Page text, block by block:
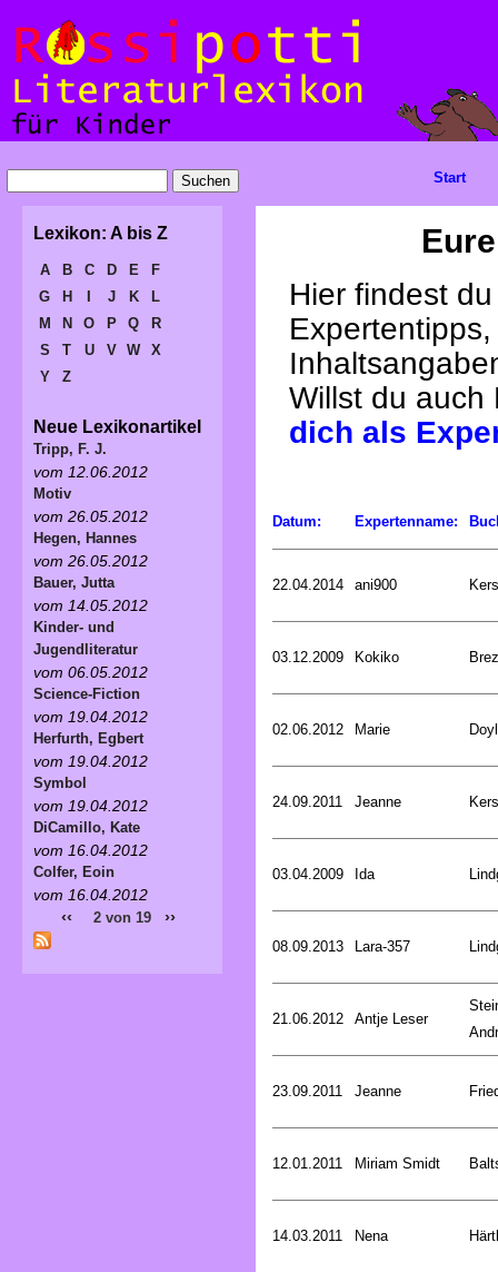
Hier findest
Willst du
dich als
Datum: Expertenname:
22.04.2014 ani900
03.12.2009 Kokiko
02.06.2012 Marie
24.09.2011 Jeanne
03.04.2009 Ida
08.09.2013 Lara-357
21.06.2012 Antje Leser
23.09.2011 Jeanne
12.01.2011 Miriam Smidt
14.03.2011 Nena
Start
Lexikon: A bis Z
A B C D E
F
G
H J K
L
M
N O P Q
R
S
T U V W
X
Y
Z
Neue Lexikonartikel
Tripp, F. J.
vom 12.06.2012
Motiv
vom 26.05.2012
Hegen, Hannes
vom 26.05.2012
Bauer, Jutta
vom 14.05.2012
Kinder- und
Jugendliteratur
vom 06.05.2012
Science-Fiction
vom 19.04.2012
Herfurth, Egbert
vom 19.04.2012
Symbol
vom 19.04.2012
DiCamillo, Kate
vom 16.04.2012
Colfer, Eoin
vom 16.04.2012
‹‹ 2 von 19 ››